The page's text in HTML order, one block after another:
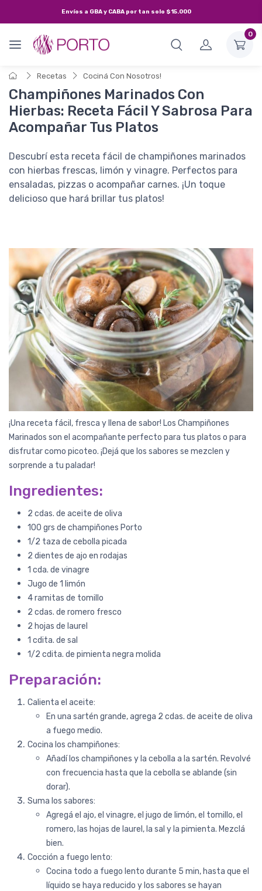
Envíos a GBA y CABA por tan solo $15.000
0
Recetas Cociná Con Nosotros!
Champiñones Marinados Con
Hierbas: Receta Fácil Y Sabrosa Para
Acompañar Tus Platos
Descubrí esta receta fácil de champiñones marinados
con hierbas frescas, limón y vinagre. Perfectos para
ensaladas, pizzas o acompañar carnes. ¡Un toque
delicioso que hará brillar tus platos!
¡Una receta fácil, fresca y llena de sabor! Los Champiñones
Marinados son el acompañante perfecto para tus platos o para
disfrutar como picoteo. ¡Dejá que los sabores se mezclen y
sorprende a tu paladar!
Ingredientes:
2 cdas. de aceite de oliva
100 grs de champiñones Porto
1/2 taza de cebolla picada
2 dientes de ajo en rodajas
1 cda. de vinagre
Jugo de 1 limón
4 ramitas de tomillo
2 cdas. de romero fresco
2 hojas de laurel
1 cdita. de sal
1/2 cdita. de pimienta negra molida
Preparación:
Calienta el aceite:
En una sartén grande, agrega 2 cdas. de aceite de oliva
a fuego medio.
Cocina los champiñones:
Añadí los champiñones y la cebolla a la sartén. Revolvé
con frecuencia hasta que la cebolla se ablande (sin
dorar).
Suma los sabores:
Agregá el ajo, el vinagre, el jugo de limón, el tomillo, el
romero, las hojas de laurel, la sal y la pimienta. Mezclá
bien.
Cocción a fuego lento:
Cocina todo a fuego lento durante 5 min, hasta que el
líquido se haya reducido y los sabores se hayan
Paula Anahí
gírgolas y me sorprendió porque,
se ven muy frescas. Los hongos